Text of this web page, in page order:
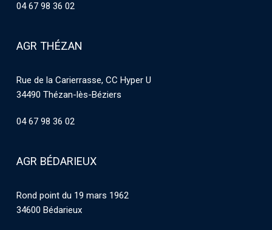
04 67 98 36 02
AGR THÉZAN
Rue de la Carierrasse, CC Hyper U
34490 Thézan-lès-Béziers
04 67 98 36 02
AGR BÉDARIEUX
Rond point du 19 mars 1962
34600 Bédarieux